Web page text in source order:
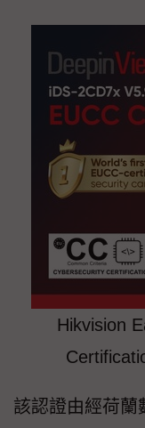
Hikvision
該認證由經荷蘭